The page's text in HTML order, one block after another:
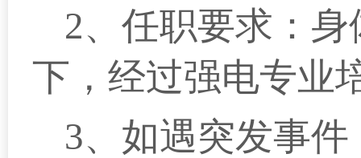
2、任职要求：
下，经过强电专业
3、如遇突发事